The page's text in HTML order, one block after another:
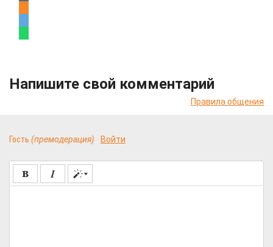
Напишите свой комментарий
Правила общения
Гость (премодерация) Войти